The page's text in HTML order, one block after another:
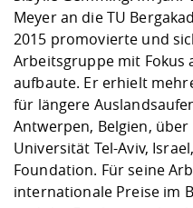
Meyer an die TU
2015 promovierte und
Arbeitsgruppe mit
aufbaute. Er erhielt
für längere
Antwerpen, Belgien,
Universität Tel-Aviv,
Foundation. Für seine
internationale Preise im